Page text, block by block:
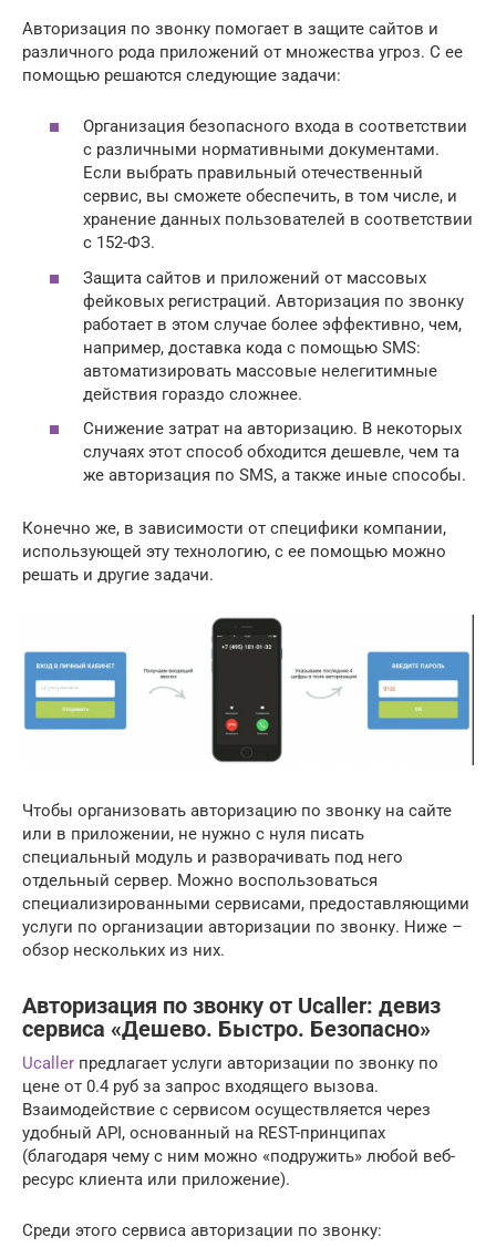
Авторизация по звонку помогает в защите сайтов и
различного рода приложений от множества угроз. С ее
помощью решаются следующие задачи:
Организация безопасного входа в соответствии
с различными нормативными документами.
Если выбрать правильный отечественный
сервис, вы сможете обеспечить, в том числе, и
хранение данных пользователей в соответствии
с 152-ФЗ.
Защита сайтов и приложений от массовых
фейковых регистраций. Авторизация по звонку
работает в этом случае более эффективно, чем,
например, доставка кода с помощью SMS:
автоматизировать массовые нелегитимные
действия гораздо сложнее.
Снижение затрат на авторизацию. В некоторых
случаях этот способ обходится дешевле, чем та
же авторизация по SMS, а также иные способы.
Конечно же, в зависимости от специфики компании,
использующей эту технологию, с ее помощью можно
решать и другие задачи.
Чтобы организовать авторизацию по звонку на сайте
или в приложении, не нужно с нуля писать
специальный модуль и разворачивать под него
отдельный сервер. Можно воспользоваться
специализированными сервисами, предоставляющими
услуги по организации авторизации по звонку. Ниже –
обзор нескольких из них.
Авторизация по звонку от Ucaller: девиз
сервиса «Дешево. Быстро. Безопасно»
Ucaller предлагает услуги авторизации по звонку по
цене от 0.4 руб за запрос входящего вызова.
Взаимодействие с сервисом осуществляется через
удобный API, основанный на REST-принципах
(благодаря чему с ним можно «подружить» любой веб-
ресурс клиента или приложение).
Среди этого сервиса авторизации по звонку: